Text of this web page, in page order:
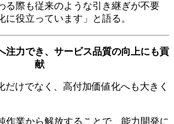
る際も従来のような引き継ぎが不要
に役立っています」と語る。
注力でき、サービス品質の向上にも貢
献
だけでなく、高付加価値化へも大きく
作業から解放することで、能力開発に